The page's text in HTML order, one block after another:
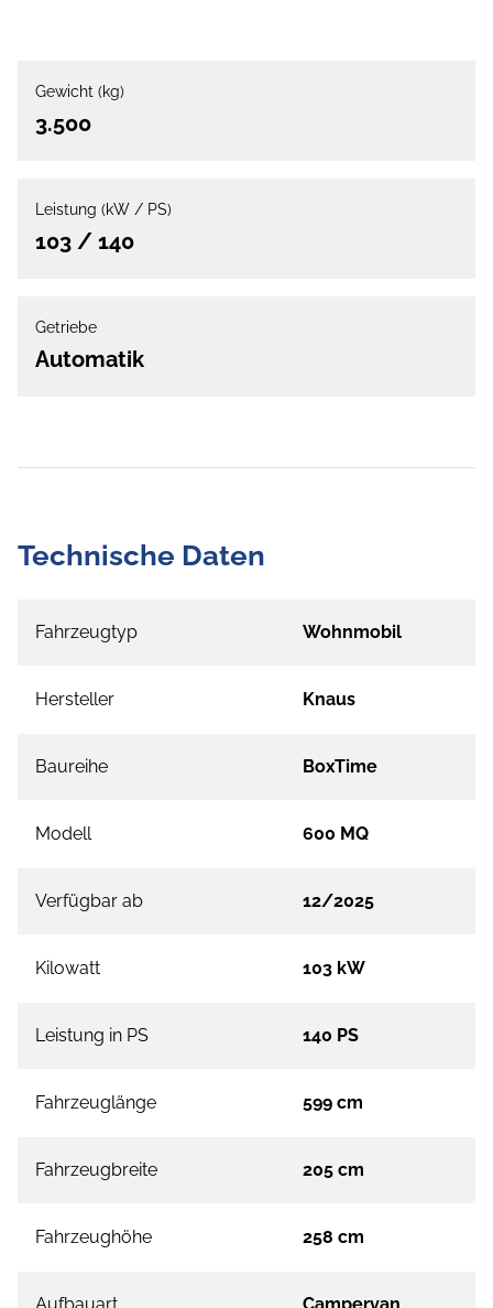
Gewicht (kg)
3.500
Leistung (kW / PS)
103 / 140
Getriebe
Automatik
Technische Daten
Fahrzeugtyp Wohnmobil
Hersteller Knaus
Baureihe BoxTime
Modell 600 MQ
Verfügbar ab 12/2025
Kilowatt 103 kW
Leistung in PS 140 PS
Fahrzeuglänge 599 cm
Fahrzeugbreite 205 cm
Fahrzeughöhe 258 cm